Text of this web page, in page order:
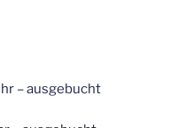
– ausgebucht